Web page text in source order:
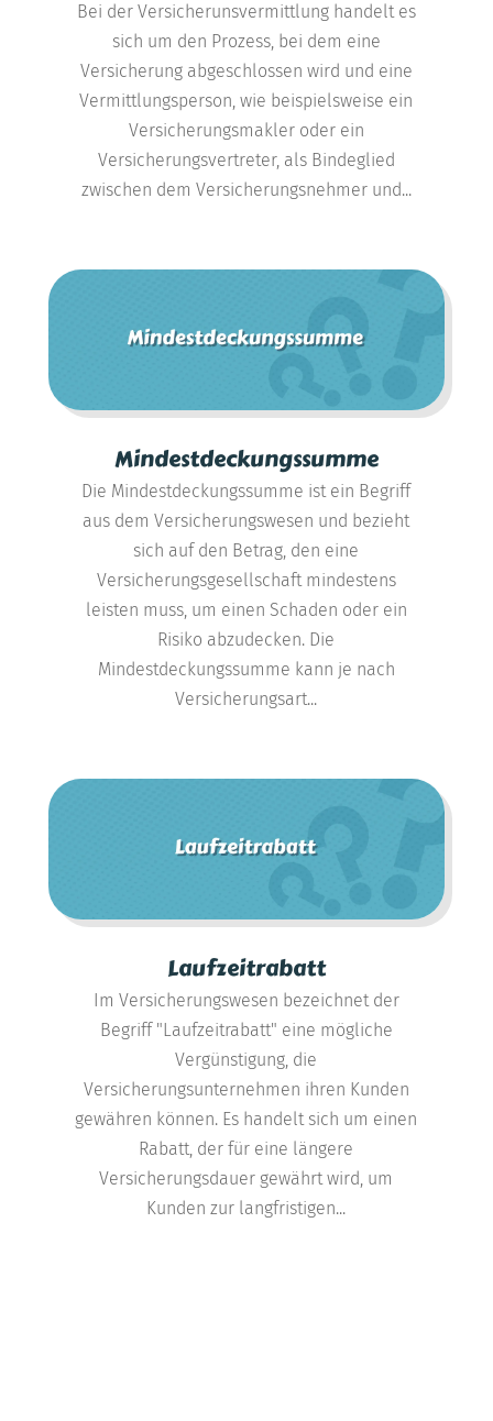
Bei der Versicherunsvermittlung handelt es
sich um den Prozess, bei dem eine
Versicherung abgeschlossen wird und eine
Vermittlungsperson, wie beispielsweise ein
Versicherungsmakler oder ein
Versicherungsvertreter, als Bindeglied
zwischen dem Versicherungsnehmer und...
Mindestdeckungssumme
Die Mindestdeckungssumme ist ein Begriff
aus dem Versicherungswesen und bezieht
sich auf den Betrag, den eine
Versicherungsgesellschaft mindestens
leisten muss, um einen Schaden oder ein
Risiko abzudecken. Die
Mindestdeckungssumme kann je nach
Versicherungsart...
Laufzeitrabatt
Im Versicherungswesen bezeichnet der
Begriff "Laufzeitrabatt" eine mögliche
Vergünstigung, die
Versicherungsunternehmen ihren Kunden
gewähren können. Es handelt sich um einen
Rabatt, der für eine längere
Versicherungsdauer gewährt wird, um
Kunden zur langfristigen...